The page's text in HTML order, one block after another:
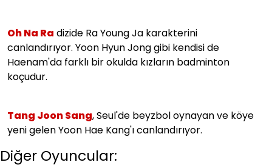
Oh Na Ra dizide Ra Young Ja karakterini
canlandırıyor. Yoon Hyun Jong gibi kendisi de
Haenam'da farklı bir okulda kızların badminton
koçudur.
Tang Joon Sang, Seul'de beyzbol oynayan ve köye
yeni gelen Yoon Hae Kang'ı canlandırıyor.
Diğer Oyuncular: